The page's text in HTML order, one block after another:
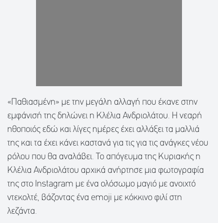
«Παθιασμένη» με την μεγάλη αλλαγή που έκανε στην
εμφάνισή της δηλώνει η Κλέλια Ανδριολάτου. Η νεαρή
ηθοποιός εδώ και λίγες ημέρες έχει αλλάξει τα μαλλιά
της και τα έχει κάνει καστανά για τις για τις ανάγκες νέου
ρόλου που θα αναλάβει. Το απόγευμα της Κυριακής η
Κλέλια Ανδριολάτου αρχικά ανήρτησε μια φωτογραφία
της στο Instagram με ένα ολόσωμο μαγιό με ανοιχτό
ντεκολτέ, βάζοντας ένα emoji με κόκκινο φιλί στη
λεζάντα.